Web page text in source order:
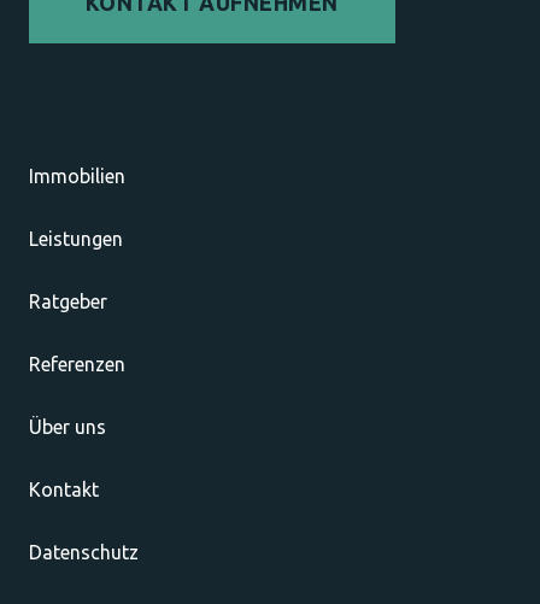
Immobilien
Leistungen
Ratgeber
Referenzen
Über uns
Kontakt
Datenschutz